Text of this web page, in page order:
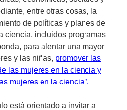
entre otras cosas, la
de políticas y planes de
ciencia, incluidos programas
para alentar una mayor
y las niñas, promover las
las mujeres en la ciencia y
mujeres en la ciencia”.
está orientado a invitar a